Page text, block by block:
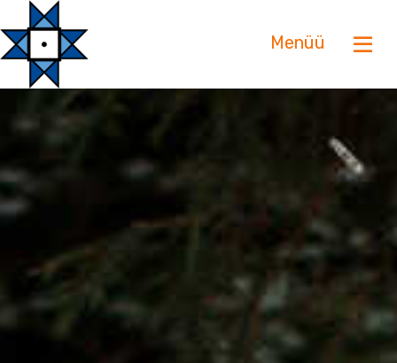
Menüü